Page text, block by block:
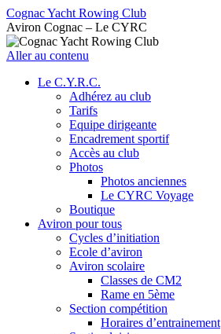
Cognac Yacht Rowing Club
Aviron Cognac – Le CYRC
Aller au contenu
Le C.Y.R.C.
Adhérez au club
Tarifs
Equipe dirigeante
Encadrement sportif
Accès au club
Photos
Photos anciennes
Le CYRC Voyage
Boutique
Aviron pour tous
Cycles d’initiation
Ecole d’aviron
Aviron scolaire
Classes de CM2
Rame en 5ème
Section compétition
Horaires d’entrainement